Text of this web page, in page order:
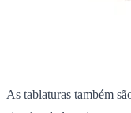
As tablaturas também